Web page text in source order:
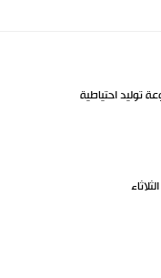
توليد احتياطية